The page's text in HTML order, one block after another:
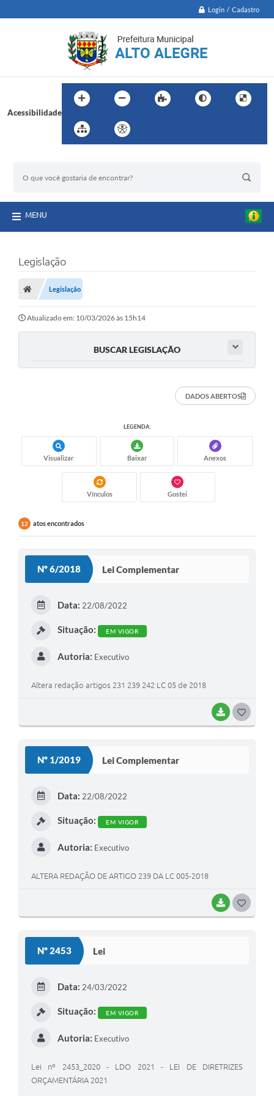
Login / Cadastro
Acessibilidade
MENU
Legislação
Legislação
Atualizado em: 10/03/2026 às 15h14
BUSCAR LEGISLAÇÃO
DADOS ABERTOS
LEGENDA:
Visualizar Baixar Anexos
Vínculos Gostei
12 atos encontrados
Nº 6/2018 Lei Complementar
BAIXAR
Data: 22/08/2022
Situação: EM VIGOR
Autoria: Executivo
Altera redação artigos 231 239 242 LC 05 de 2018
Nº 1/2019 Lei Complementar
BAIXAR
Data: 22/08/2022
Situação: EM VIGOR
Autoria: Executivo
ALTERA REDAÇÃO DE ARTIGO 239 DA LC 005-2018
Nº 2453 Lei
Data: 24/03/2022
Situação: EM VIGOR
Autoria: Executivo
Lei nº 2453_2020 - LDO 2021 - LEI DE DIRETRIZES
ORÇAMENTÁRIA 2021